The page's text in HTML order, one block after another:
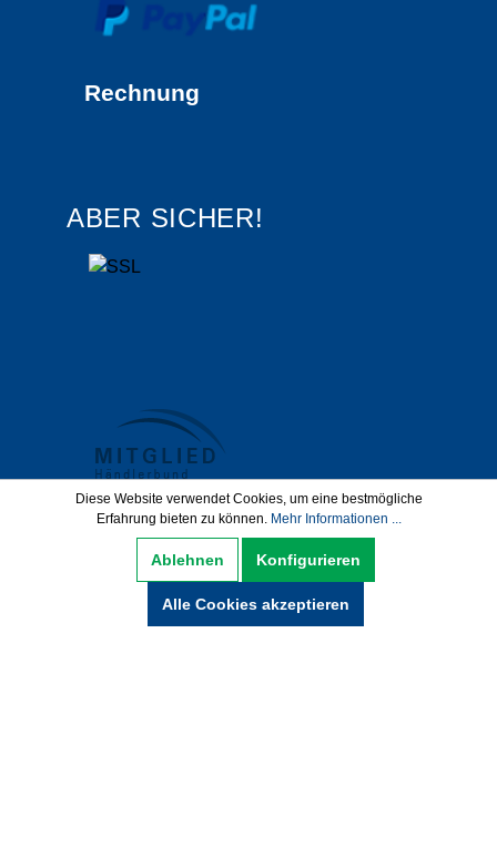
Rechnung
ABER SICHER!
Datenschutz AGB
Impressum
Hinweise zur Batterieentsorgung
Diese Website verwendet Cookies, um eine bestmögliche
Erfahrung bieten zu können. Mehr Informationen ...
Ablehnen Konfigurieren
Alle Cookies akzeptieren